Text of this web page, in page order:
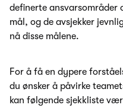
definerte ansvarsområder
mål, og de avsjekker
nå disse målene.
For å få en dypere
du ønsker å påvirke
kan følgende sjekkliste